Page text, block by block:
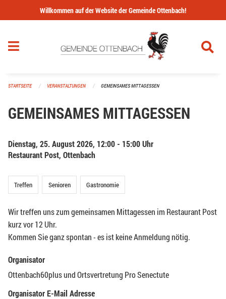
Navigation überspringen
Willkommen auf der Website der Gemeinde Ottenbach!
STARTSEITE VERANSTALTUNGEN GEMEINSAMES MITTAGESSEN
GEMEINSAMES MITTAGESSEN
Dienstag, 25. August 2026, 12:00 - 15:00 Uhr
Restaurant Post, Ottenbach
Treffen Senioren Gastronomie
Wir treffen uns zum gemeinsamen Mittagessen im Restaurant Post
kurz vor 12 Uhr.
Kommen Sie ganz spontan - es ist keine Anmeldung nötig.
Organisator
Ottenbach60plus und Ortsvertretung Pro Senectute
Organisator E-Mail Adresse